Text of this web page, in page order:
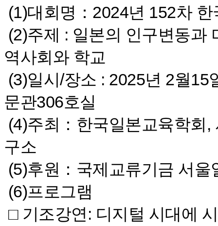
(1)대회명：2024년 152차
(2)주제 : 일본의 인구변동과
역사회와 학교
(3)일시/장소 : 2025년 2월
문관306호실
(4)주최：한국일본교육학회
구소
(5)후원：국제교류기금 서울
(6)프로그램
□ 기조강연: 디지털 시대에